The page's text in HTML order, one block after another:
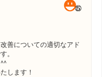
善についての適切なアド
。
します！